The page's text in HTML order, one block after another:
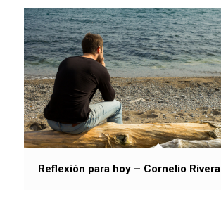
Reflexión para hoy – Cornelio Rivera